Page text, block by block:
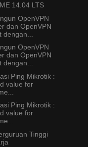
14.04 LTS
OpenVPN
dan OpenVPN
dengan...
OpenVPN
dan OpenVPN
dengan...
Ping Mikrotik :
value for
Ping Mikrotik :
value for
Tinggi